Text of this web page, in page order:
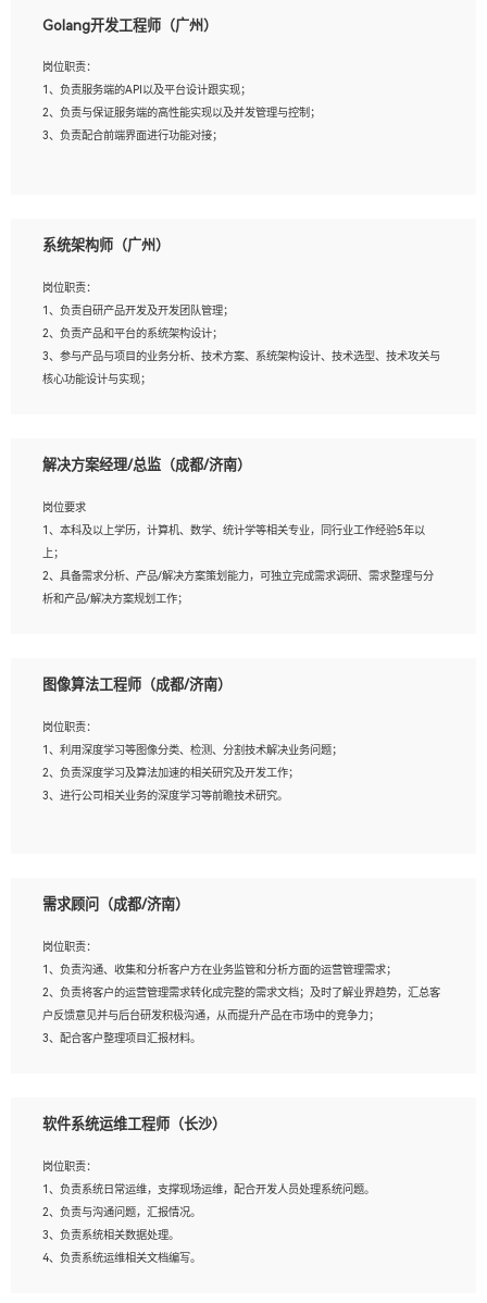
2、熟悉PostgreSQL、redis、MongoDB、ElasticSearch等开源数据库运维管理，拥
3、熟悉Oracle、MySQL、SQLServer中一种或多种优先。
4、熟悉Hadoop、HBASE、Spark等大数据平台优先。
5、熟悉linux或任意一种unix操作系统，如有较强操作系统侧工作经验者优先。
6、具备丰富的项目实施经验，较强的自我学习能力。
Golang开发工程师（广州）
岗位职责：
1、负责服务端的API以及平台设计跟实现；
2、负责与保证服务端的高性能实现以及并发管理与控制；
3、负责配合前端界面进行功能对接；
2、1年以上Golang开发工作经验，能独立完成相应项目开发；
与实现，熟悉常用开源框架及设计模式；
4、熟悉Golang、连接池、消息队列等组件使用、熟悉后端开发、测试、调试流程跟
工具使用；
5、对技术有激情，喜欢钻研，能快速接受和掌握新技术，学习能力和工作责任心
强，良好的沟通表达能力和团队协作能力。
系统架构师（广州）
岗位职责：
1、负责自研产品开发及开发团队管理；
2、负责产品和平台的系统架构设计；
3、参与产品与项目的业务分析、技术方案、系统架构设计、技术选型、技术攻关与
核心功能设计与实现；
岗位要求：
1、全日制统招本科及以上学历，计算机相关专业毕业，5年以上开发工作经验；
2、具有扎实的java编程功底和良好的编码习惯，有分布式、多线程及高并发系统开
发经验和性能调优经验尤佳；熟悉JVM调优；掌握基础中间件、基础架构方案和云
平台、云产品功能特性，熟练使用相关平台的功能和了解其背后实现机制；
研发管理流程建设经验；
常用框架和技术Springboot、Shiro、springcloud等；熟悉Linux常用命令和了解常
用脚本语言，较丰富的线上系统运维经验，复杂问题排查思路清晰。
解决方案经理/总监（成都/济南）
岗位要求
1、本科及以上学历，计算机、数学、统计学等相关专业，同行业工作经验5年以
上；
2、具备需求分析、产品/解决方案策划能力，可独立完成需求调研、需求整理与分
析和产品/解决方案规划工作；
出相关的解决方案，包括视频分析、图像识别、NLP、OCR、机器学习等；
AI算法框架，对人脸识别、目标检测、图像识别、OCR、NLP等AI算法有深刻理
解。具有AI平台级产品/解决方案从业经验者优先。具有大数据技术背景者优先；
6、具备良好的客户意识与沟通能力，善于学习思考、创新与团队协作，认真负责、
执行力与抗压力强。
图像算法工程师（成都/济南）
岗位职责：
1、利用深度学习等图像分类、检测、分割技术解决业务问题；
2、负责深度学习及算法加速的相关研究及开发工作；
3、进行公司相关业务的深度学习等前瞻技术研究。
2、2年以上图像处理开发经验，熟悉python和spark开发；
深度学习系统环境；
4、熟悉OPENCV、HALCON等常用图像处理软件，熟练进行图像处理；
5、熟悉主流的分类算法、聚类算法和关联分析算法原理，能熟练使用神经网络算法
的进行业务建模；
6、对OCR领域有深入的研究，熟悉模型调参，压缩和整型化方法；
需求顾问（成都/济南）
岗位职责：
1、负责沟通、收集和分析客户方在业务监管和分析方面的运营管理需求；
2、负责将客户的运营管理需求转化成完整的需求文档；及时了解业界趋势，汇总客
户反馈意见并与后台研发积极沟通，从而提升产品在市场中的竞争力；
3、配合客户整理项目汇报材料。
1、3年以上运营或解决方案的工作经验。
征，可独立提出完整的优化方案,并推动方案执行达成结果；熟练使用PPT、
WORD、EXCEL等办公软件；
3、深入理解公司各项AI产品和技术信息；具有较强的文档编写能力，能独立撰写
PPT、方案建议书等，面试时需携带个人制作的专业PPT文件进行展示。
软件系统运维工程师（长沙）
岗位职责：
1、负责系统日常运维，支撑现场运维，配合开发人员处理系统问题。
2、负责与沟通问题，汇报情况。
3、负责系统相关数据处理。
4、负责系统运维相关文档编写。